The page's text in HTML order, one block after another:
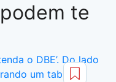
te